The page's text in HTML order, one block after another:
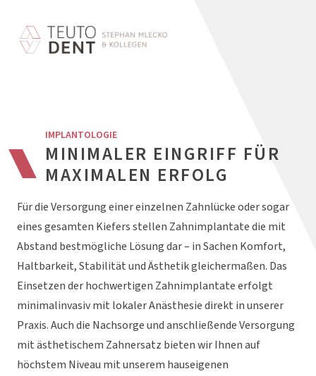
IMPLANTOLOGIE
MINIMALER EINGRIFF FÜR
MAXIMALEN ERFOLG
Für die Versorgung einer einzelnen Zahnlücke oder sogar
eines gesamten Kiefers stellen Zahnimplantate die mit
Abstand bestmögliche Lösung dar – in Sachen Komfort,
Haltbarkeit, Stabilität und Ästhetik gleichermaßen. Das
Einsetzen der hochwertigen Zahnimplantate erfolgt
minimalinvasiv mit lokaler Anästhesie direkt in unserer
Praxis. Auch die Nachsorge und anschließende Versorgung
mit ästhetischem Zahnersatz bieten wir Ihnen auf
höchstem Niveau mit unserem hauseigenen